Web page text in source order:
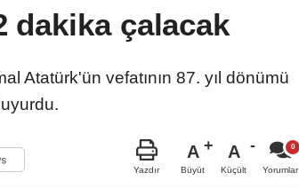
dakika çalacak
Atatürk'ün vefatının 87. yıl dönümü
Yazdır
A
Büyüt
A
Küçült Yorumlar